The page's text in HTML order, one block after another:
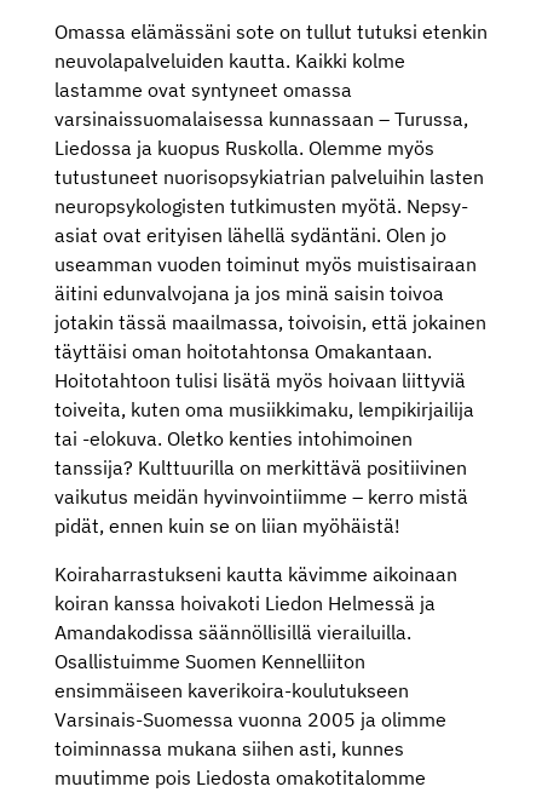
Omassa elämässäni sote on tullut tutuksi etenkin
neuvolapalveluiden kautta. Kaikki kolme
lastamme ovat syntyneet omassa
varsinaissuomalaisessa kunnassaan – Turussa,
Liedossa ja kuopus Ruskolla. Olemme myös
tutustuneet nuorisopsykiatrian palveluihin lasten
neuropsykologisten tutkimusten myötä. Nepsy-
asiat ovat erityisen lähellä sydäntäni. Olen jo
useamman vuoden toiminut myös muistisairaan
äitini edunvalvojana ja jos minä saisin toivoa
jotakin tässä maailmassa, toivoisin, että jokainen
täyttäisi oman hoitotahtonsa Omakantaan.
Hoitotahtoon tulisi lisätä myös hoivaan liittyviä
toiveita, kuten oma musiikkimaku, lempikirjailija
tai -elokuva. Oletko kenties intohimoinen
tanssija? Kulttuurilla on merkittävä positiivinen
vaikutus meidän hyvinvointiimme – kerro mistä
pidät, ennen kuin se on liian myöhäistä!
Koiraharrastukseni kautta kävimme aikoinaan
koiran kanssa hoivakoti Liedon Helmessä ja
Amandakodissa säännöllisillä vierailuilla.
Osallistuimme Suomen Kennelliiton
ensimmäiseen kaverikoira-koulutukseen
Varsinais-Suomessa vuonna 2005 ja olimme
toiminnassa mukana siihen asti, kunnes
muutimme pois Liedosta omakotitalomme